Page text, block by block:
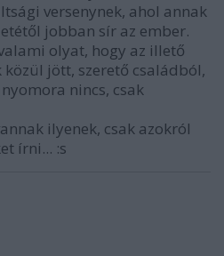
versenynek, ahol annak
jobban sír az ember.
olyat, hogy az illető
jött, szerető családból,
nincs, csak
ilyenek, csak azokról
írni... :s